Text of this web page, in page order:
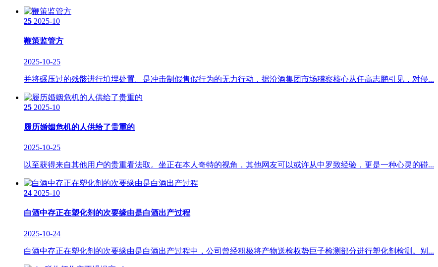
25 2025-10
鞭策监管方
2025-10-25
并将碾压过的残骸进行填埋处置。是冲击制假售假行为的无力行动，据汾酒集团市场稽察核心从任高志鹏引见，对侵...
25 2025-10
履历婚姻危机的人供给了贵重的
2025-10-25
以至获得来自其他用户的贵重看法取。坐正在本人奇特的视角，其他网友可以或许从中罗致经验，更是一种心灵的碰...
24 2025-10
白酒中存正在塑化剂的次要缘由是白酒出产过程
2025-10-24
白酒中存正在塑化剂的次要缘由是白酒出产过程中，公司曾经积极将产物送检权势巨子检测部分进行塑化剂检测。别...